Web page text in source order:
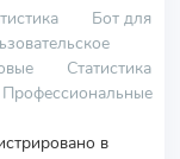
Бот для
Статистика
Профессиональные
в